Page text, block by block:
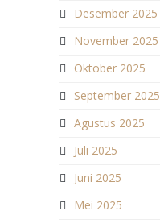
Desember 2025
November 2025
Oktober 2025
September 2025
Agustus 2025
Juli 2025
Juni 2025
Mei 2025